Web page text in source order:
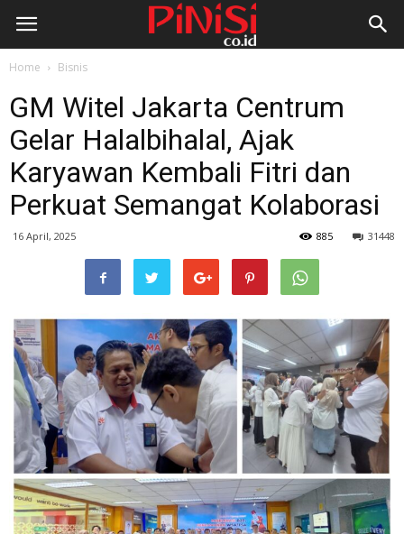
Home Bisnis
GM Witel Jakarta Centrum
Gelar Halalbihalal, Ajak
Karyawan Kembali Fitri dan
Perkuat Semangat Kolaborasi
16 April, 2025 31448
885